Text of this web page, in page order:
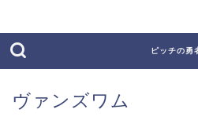
ピッチの勇
ヴァンズワム